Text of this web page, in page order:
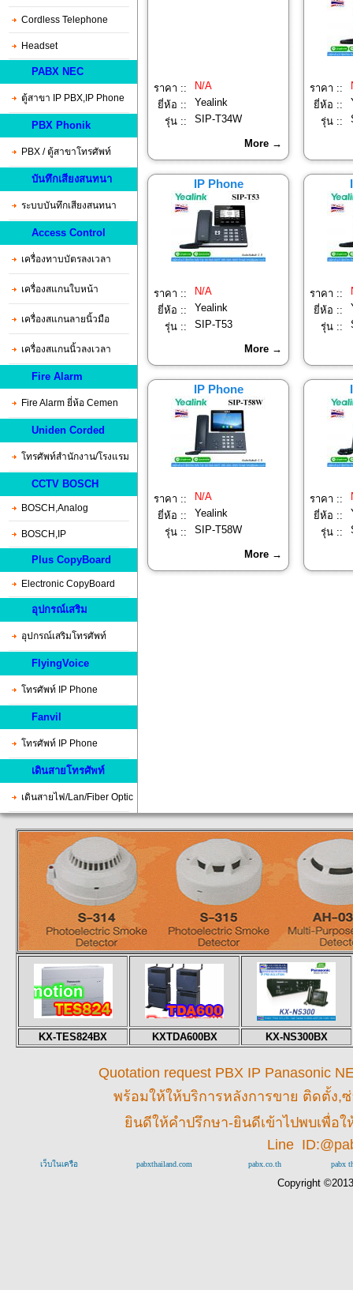
Cordless Telephone
Headset
PABX NEC
ตู้สาขา IP PBX,IP Phone
PBX Phonik
PBX / ตู้สาขาโทรศัพท์
บันทึกเสียงสนทนา
ระบบบันทึกเสียงสนทนา
Access Control
เครื่องทาบบัตรลงเวลา
เครื่องสแกนใบหน้า
เครื่องสแกนลายนิ้วมือ
เครื่องสแกนนิ้วลงเวลา
Fire Alarm
Fire Alarm ยี่ห้อ Cemen
Uniden Corded
โทรศัพท์สำนักงาน/โรงแรม
CCTV BOSCH
BOSCH,Analog
BOSCH,IP
Plus CopyBoard
Electronic CopyBoard
อุปกรณ์เสริม
อุปกรณ์เสริมโทรศัพท์
FlyingVoice
โทรศัพท์ IP Phone
Fanvil
โทรศัพท์ IP Phone
เดินสายโทรศัพท์
เดินสายไฟ/Lan/Fiber Optic
ราคา ::
N/A
ยี่ห้อ ::
Yealink
รุ่น ::
SIP-T34W
More →
ราคา ::
ยี่ห้อ ::
รุ่น ::
IP Phone
ราคา ::
N/A
ยี่ห้อ ::
Yealink
รุ่น ::
SIP-T53
More →
ราคา ::
ยี่ห้อ ::
รุ่น ::
IP Phone
ราคา ::
N/A
ยี่ห้อ ::
Yealink
รุ่น ::
SIP-T58W
More →
ราคา ::
ยี่ห้อ ::
รุ่น ::
KX-TES824BX KXTDA600BX KX-NS300BX
Quotation request PBX IP Panasonic
พร้อมให้ให้บริการหลังการขาย ติดตั้ง
ยินดีให้คำปรึกษา-ยินดีเข้าไปพบเพื่อ
Line
เว็บในเครือ pabxthailand.com pabx.co.th pabx
Copyright ©2013